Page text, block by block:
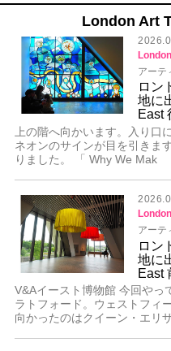
London Art
アーテ
ロン
地に
East
上の階へ向かいます。入り口
ネオンのサインが目を引きま
りました。 「 Why We Mak
アーテ
ロン
地に
East
V&Aイースト博物館 今回やっ
ラトフォード。ウェストフィ
向かったのはクイーン・エリ